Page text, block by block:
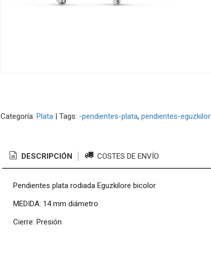
Categoría: Plata| Tags: -pendientes-plata pendientes-
DESCRIPCIÓN COSTES DE ENVÍO
Pendientes plata rodiada Eguzkilore bicolor
MEDIDA: 14 mm diámetro
Cierre: Presión